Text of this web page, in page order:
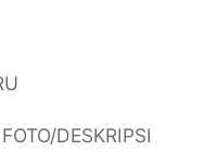
DESKRIPSI